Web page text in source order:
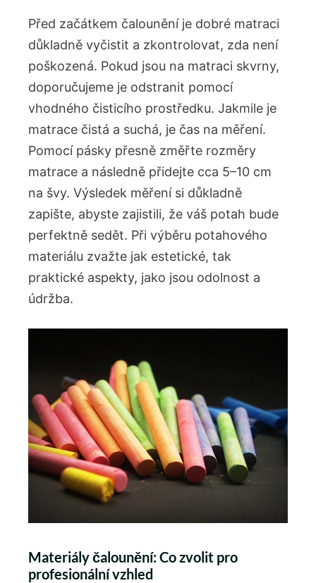
Před začátkem čalounění je dobré matraci
důkladně vyčistit a zkontrolovat, zda není
poškozená. Pokud jsou na matraci skvrny,
doporučujeme je odstranit pomocí
vhodného čisticího prostředku. Jakmile je
matrace čistá a suchá, je čas na měření.
Pomocí pásky přesně změřte rozměry
matrace a následně přidejte cca 5–10 cm
na švy. Výsledek měření si důkladně
zapište, abyste zajistili, že váš potah bude
perfektně sedět. Při výběru potahového
materiálu zvažte jak estetické, tak
praktické aspekty, jako jsou odolnost a
údržba.
Materiály čalounění: Co zvolit pro
profesionální vzhled